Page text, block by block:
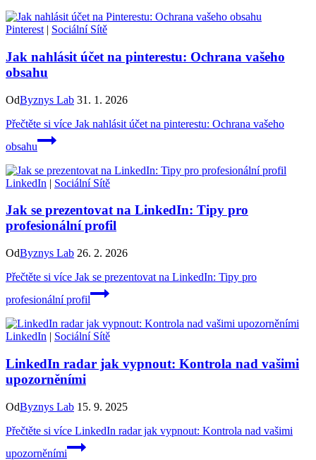
Pinterest | Sociální Sítě
Jak nahlásit účet na pinterestu: Ochrana vašeho
obsahu
OdByznys Lab 31. 1. 2026
Přečtěte si více Jak nahlásit účet na pinterestu: Ochrana vašeho
obsahu
LinkedIn | Sociální Sítě
Jak se prezentovat na LinkedIn: Tipy pro
profesionální profil
OdByznys Lab 26. 2. 2026
Přečtěte si více Jak se prezentovat na LinkedIn: Tipy pro
profesionální profil
LinkedIn | Sociální Sítě
LinkedIn radar jak vypnout: Kontrola nad vašimi
upozorněními
OdByznys Lab 15. 9. 2025
Přečtěte si více LinkedIn radar jak vypnout: Kontrola nad vašimi
upozorněními